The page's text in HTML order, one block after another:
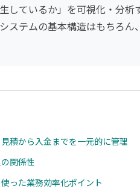
しているか」を可視化・分析
ステムの基本構造はもちろ
積から入金までを一元的に管理
関係性
った業務効率化ポイント